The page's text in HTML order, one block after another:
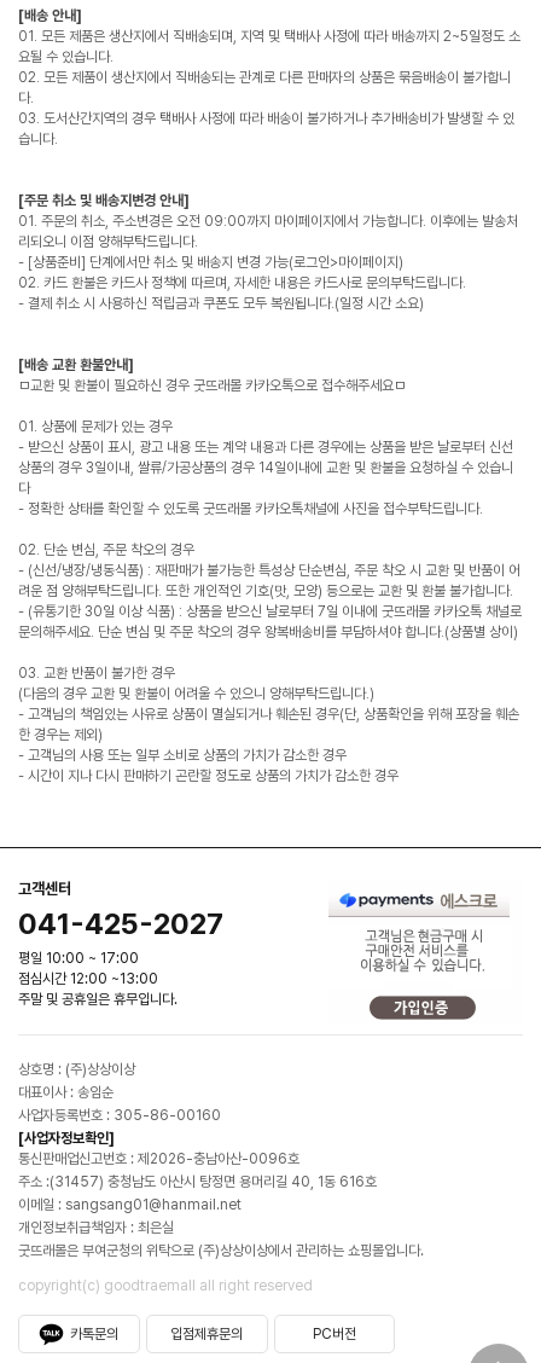
[배송 안내]
01. 모든 제품은 생산지에서 직배송되며, 지역 및 택배사 사정에 따라 배송까지 2~5일정도 소
요될 수 있습니다.
02. 모든 제품이 생산지에서 직배송되는 관계로 다른 판매자의 상품은 묶음배송이 불가합니
다.
03. 도서산간지역의 경우 택배사 사정에 따라 배송이 불가하거나 추가배송비가 발생할 수 있
습니다.
[주문 취소 및 배송지변경 안내]
01. 주문의 취소, 주소변경은 오전 09:00까지 마이페이지에서 가능합니다. 이후에는 발송처
리되오니 이점 양해부탁드립니다.
- [상품준비] 단계에서만 취소 및 배송지 변경 가능(로그인>마이페이지)
02. 카드 환불은 카드사 정책에 따르며, 자세한 내용은 카드사로 문의부탁드립니다.
- 결제 취소 시 사용하신 적립금과 쿠폰도 모두 복원됩니다.(일정 시간 소요)
[배송 교환 환불안내]
ㅁ교환 및 환불이 필요하신 경우 굿뜨래몰 카카오톡으로 접수해주세요ㅁ
01. 상품에 문제가 있는 경우
- 받으신 상품이 표시, 광고 내용 또는 계약 내용과 다른 경우에는 상품을 받은 날로부터 신선
상품의 경우 3일이내, 쌀류/가공상품의 경우 14일이내에 교환 및 환불을 요청하실 수 있습니
다
- 정확한 상태를 확인할 수 있도록 굿뜨래몰 카카오톡채널에 사진을 접수부탁드립니다.
02. 단순 변심, 주문 착오의 경우
- (신선/냉장/냉동식품) : 재판매가 불가능한 특성상 단순변심, 주문 착오 시 교환 및 반품이 어
려운 점 양해부탁드립니다. 또한 개인적인 기호(맛, 모양) 등으로는 교환 및 환불 불가합니다.
- (유통기한 30일 이상 식품) : 상품을 받으신 날로부터 7일 이내에 굿뜨래몰 카카오톡 채널로
문의해주세요. 단순 변심 및 주문 착오의 경우 왕복배송비를 부담하셔야 합니다.(상품별 상이)
03. 교환 반품이 불가한 경우
(다음의 경우 교환 및 환불이 어려울 수 있으니 양해부탁드립니다.)
- 고객님의 책임있는 사유로 상품이 멸실되거나 훼손된 경우(단, 상품확인을 위해 포장을 훼손
한 경우는 제외)
- 고객님의 사용 또는 일부 소비로 상품의 가치가 감소한 경우
- 시간이 지나 다시 판매하기 곤란할 정도로 상품의 가치가 감소한 경우
고객센터
041-425-2027
평일 10:00 ~ 17:00
점심시간 12:00 ~13:00
주말 및 공휴일은 휴무입니다.
상호명 : (주)상상이상
대표이사 : 송임순
사업자등록번호 : 305-86-00160
[사업자정보확인]
통신판매업신고번호 : 제2026-충남아산-0096호
주소 :(31457) 충청남도 아산시 탕정면 용머리길 40, 1동 616호
이메일 : sangsang01@hanmail.net
개인정보취급책임자 : 최은실
굿뜨래몰은 부여군청의 위탁으로 (주)상상이상에서 관리하는 쇼핑몰입니다.
copyright(c) goodtraemall all right reserved
카톡문의 입점제휴문의 PC버전